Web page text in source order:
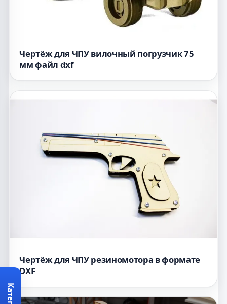
Чертёж для ЧПУ вилочный погрузчик 75
мм файл dxf
Чертёж для ЧПУ резиномотора в формате
DXF